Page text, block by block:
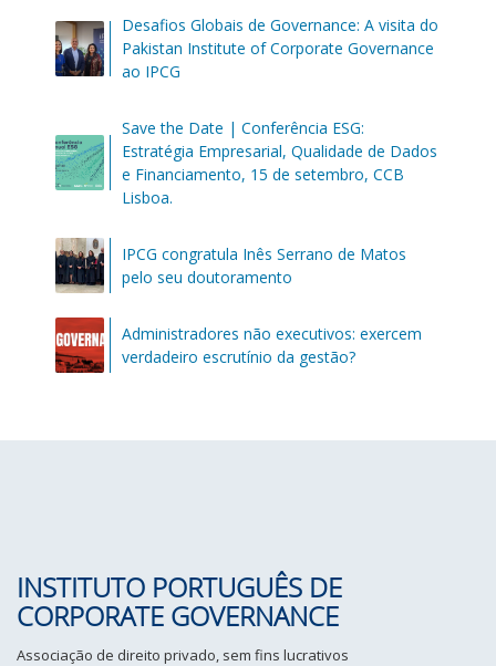
Desafios Globais de Governance: A visita do
Pakistan Institute of Corporate Governance
ao IPCG
Save the Date | Conferência ESG:
Estratégia Empresarial, Qualidade de Dados
e Financiamento, 15 de setembro, CCB
Lisboa.
IPCG congratula Inês Serrano de Matos
pelo seu doutoramento
Administradores não executivos: exercem
verdadeiro escrutínio da gestão?
INSTITUTO PORTUGUÊS DE
CORPORATE GOVERNANCE
Associação de direito privado, sem fins lucrativos